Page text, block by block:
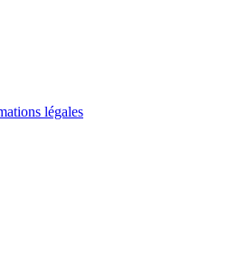
légales